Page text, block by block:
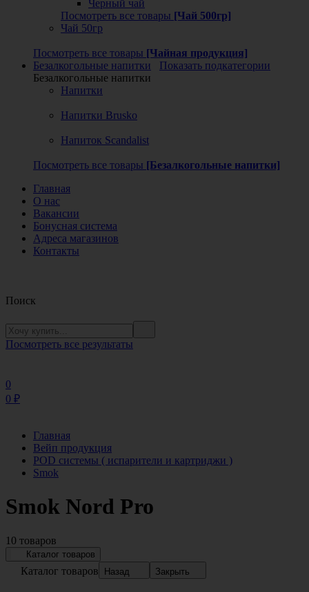
Черный чай
Посмотреть все товары [Чай 500гр]
Чай 50гр
Посмотреть все товары [Чайная продукция]
Безалкогольные напитки
Показать подкатегории
Безалкогольные напитки
Напитки
Напитки Brusko
Напиток Scandalist
Посмотреть все товары [Безалкогольные напитки]
Главная
О нас
Вакансии
Бонусная система
Адреса магазинов
Контакты
Поиск
Посмотреть все результаты
0
0 ₽
Главная
Вейп продукция
POD системы ( испарители и картриджи )
Smok
Smok Nord Pro
10 товаров
Каталог товаров
Каталог товаров Назад Закрыть